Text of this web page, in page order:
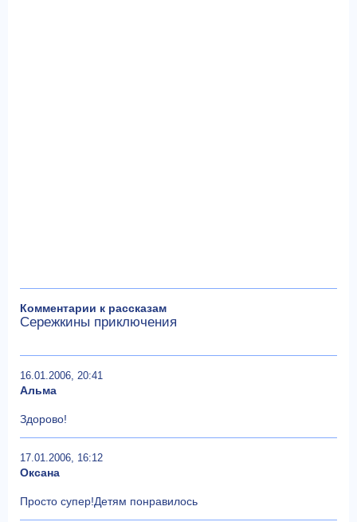
Комментарии к рассказам
Сережкины приключения
16.01.2006, 20:41
Альма
Здорово!
17.01.2006, 16:12
Оксана
Просто супер!Детям понравилось